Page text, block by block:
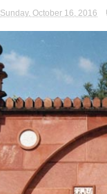
Sunday, October 16, 2016